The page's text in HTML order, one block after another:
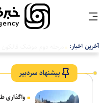
آخرین اخبار:
پیشنهاد سردبیر
واگذاری